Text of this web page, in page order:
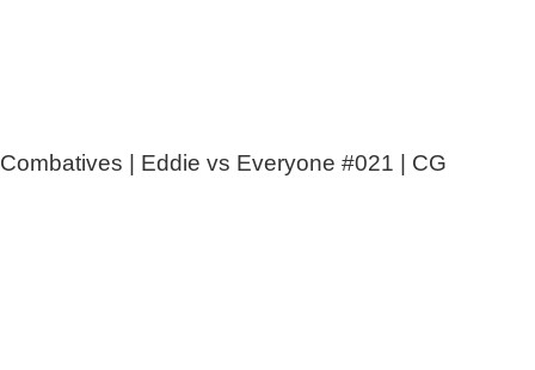
Combatives | Eddie vs Everyone #021 | CG